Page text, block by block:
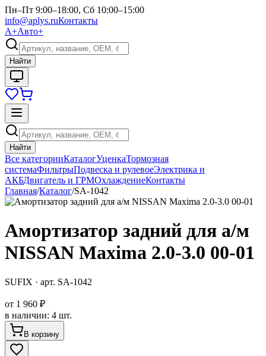
Пн–Пт 9:00–18:00, Сб 10:00–15:00
info@aplys.ruКонтакты
А+Авто+
Найти
Найти
Все категорииКаталогУценкаТормозная
системаФильтрыПодвеска и рулевоеЭлектрика и
АКБДвигатель и ГРМОхлаждениеКонтакты
Главная/Каталог/SA-1042
Амортизатор задний для а/м
NISSAN Maxima 2.0-3.0 00-01
SUFIX · арт. SA-1042
от 1 960 ₽
в наличии: 4 шт.
В корзину